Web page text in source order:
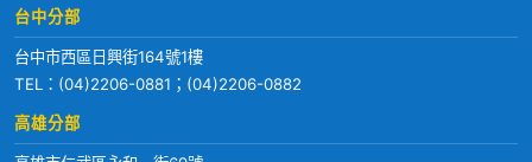
台中分部
台中市西區日興街164號1樓
TEL： (04)2206-0881 ； (04)2206-0882
高雄分部